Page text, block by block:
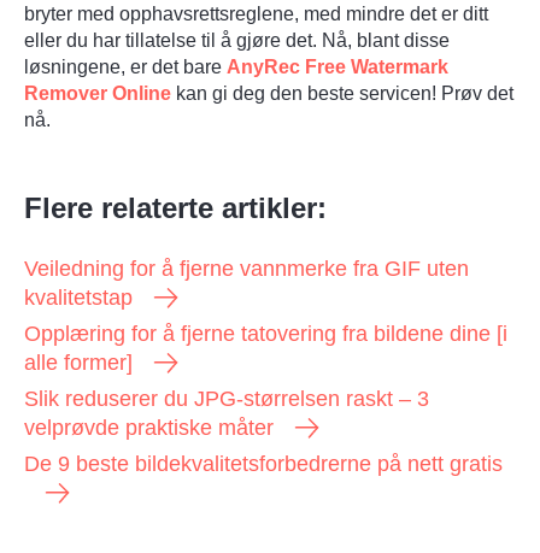
Trinn 3.
bryter med opphavsrettsreglene, med mindre det er ditt
eller du har tillatelse til å gjøre det. Nå, blant disse
løsningene, er det bare AnyRec Free Watermark
Remover Online kan gi deg den beste servicen! Prøv det
nå.
Flere relaterte artikler:
Veiledning for å fjerne vannmerke fra GIF uten
kvalitetstap
Opplæring for å fjerne tatovering fra bildene dine [i
alle former]
Slik reduserer du JPG-størrelsen raskt – 3
velprøvde praktiske måter
De 9 beste bildekvalitetsforbedrerne på nett gratis